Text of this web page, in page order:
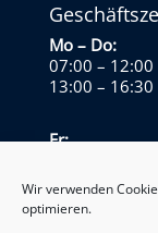
Wir verwenden
optimieren.
Mo – Do:
07:00 – 12:00
13:00 –
Fr:
Sa – So: